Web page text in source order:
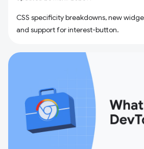
CSS specificity breakdowns, new
and support for interest-button.